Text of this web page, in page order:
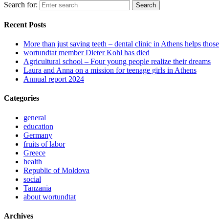
Search for:
Recent Posts
More than just saving teeth – dental clinic in Athens helps
wortundtat member Dieter Kohl has died
Agricultural school – Four young people realize their dreams
Laura and Anna on a mission for teenage girls in Athens
Annual report 2024
Categories
general
education
Germany
fruits of labor
Greece
health
Republic of Moldova
social
Tanzania
about wortundtat
Archives